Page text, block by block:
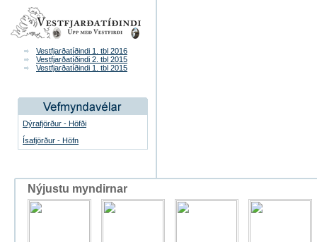
Vestfjarðatíðindi 1. tbl 2016
Vestfjarðatíðindi 2. tbl 2015
Vestfjarðatíðindi 1. tbl 2015
Dýrafjörður - Höfði
Ísafjörður - Höfn
Nýjustu myndirnar